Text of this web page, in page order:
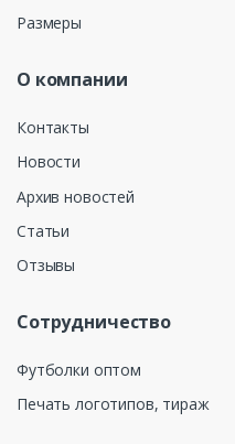
Размеры
О компании
Контакты
Новости
Архив новостей
Статьи
Отзывы
Сотрудничество
Футболки оптом
Печать логотипов, тираж